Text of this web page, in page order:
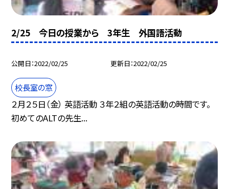
2/25 今日の授業から 3年生 外国語活動
公開日 2022/02/25 更新日 2022/02/25
校長室の窓
２月２５日（金） 英語活動 ３年２組の英語活動の時間です。
初めてのALTの先生...